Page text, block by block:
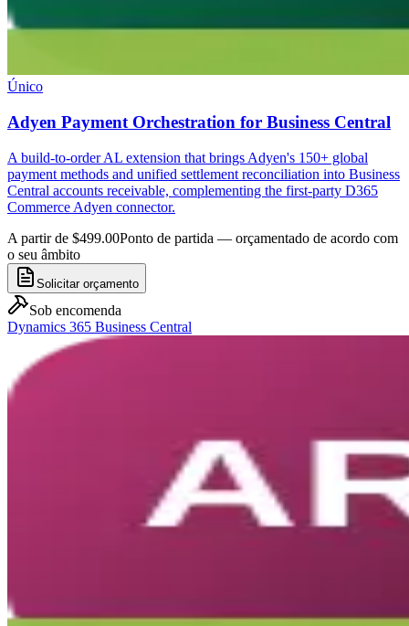
Único
Adyen Payment Orchestration for Business Central
A build-to-order AL extension that brings Adyen's 150+ global
payment methods and unified settlement reconciliation into Business
Central accounts receivable, complementing the first-party D365
Commerce Adyen connector.
A partir de $499.00Ponto de partida — orçamentado de acordo com
o seu âmbito
Solicitar orçamento
Sob encomenda
Dynamics 365 Business Central